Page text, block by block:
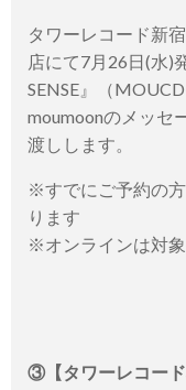
タワーレコード新
店にて7月26日(水)
SENSE』（
moumoonのメッセ
渡しします。
※すでにご予約の
ります
※オンラインは対
③【タワーレコー